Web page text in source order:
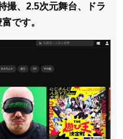
撮、2.5次元舞台、ドラ
です。